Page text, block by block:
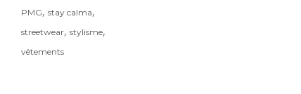
PMG, stay calma,
streetwear, stylisme,
vêtements